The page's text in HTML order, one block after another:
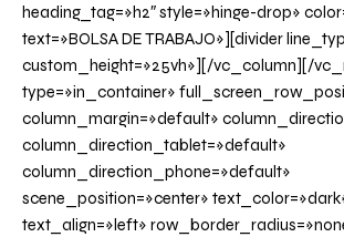
heading_tag=»h2″ style=»hinge-drop»
text=»BOLSA DE TRABAJO»][divider
custom_height=»25vh»][/vc_column][/
type=»in_container»
column_margin=»default»
column_direction_tablet=»default»
column_direction_phone=»default»
scene_position=»center»
text_align=»left»